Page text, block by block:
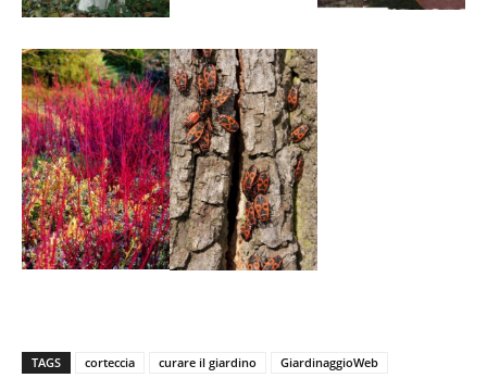
TAGS corteccia curare il giardino
GiardinaggioWeb